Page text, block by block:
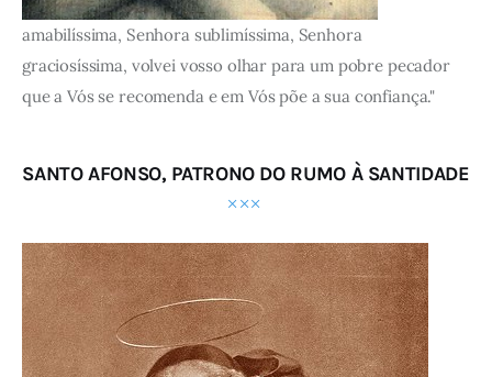
amabilíssima, Senhora sublimíssima, Senhora
graciosíssima, volvei vosso olhar para um pobre pecador
que a Vós se recomenda e em Vós põe a sua confiança."
SANTO AFONSO, PATRONO DO RUMO À SANTIDADE